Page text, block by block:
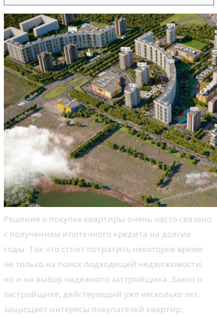
Решение о покупке квартиры очень часто связано
с получением ипотечного кредита на долгие
годы. Так что стоит потратить некоторое время
не только на поиск подходящей недвижимости,
но и на выбор надежного застройщика. Закон о
застройщике, действующий уже несколько лет,
защищает интересы покупателей квартир,